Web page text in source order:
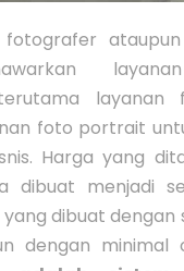
layanan
foto portrait
Harga yang
dibuat menjadi
dibuat dengan
dengan minimal